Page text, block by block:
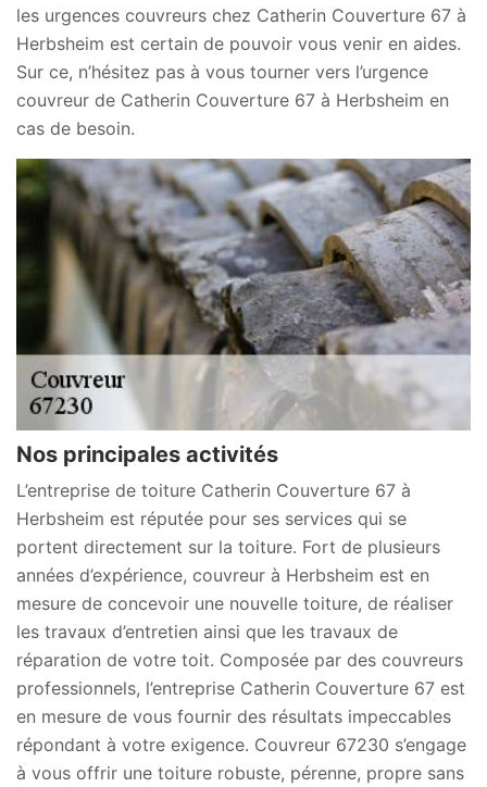
les urgences couvreurs chez Catherin Couverture 67 à
Herbsheim est certain de pouvoir vous venir en aides.
Sur ce, n’hésitez pas à vous tourner vers l’urgence
couvreur de Catherin Couverture 67 à Herbsheim en
cas de besoin.
Nos principales activités
L’entreprise de toiture Catherin Couverture 67 à
Herbsheim est réputée pour ses services qui se
portent directement sur la toiture. Fort de plusieurs
années d’expérience, couvreur à Herbsheim est en
mesure de concevoir une nouvelle toiture, de réaliser
les travaux d’entretien ainsi que les travaux de
réparation de votre toit. Composée par des couvreurs
professionnels, l’entreprise Catherin Couverture 67 est
en mesure de vous fournir des résultats impeccables
répondant à votre exigence. Couvreur 67230 s’engage
à vous offrir une toiture robuste, pérenne, propre sans